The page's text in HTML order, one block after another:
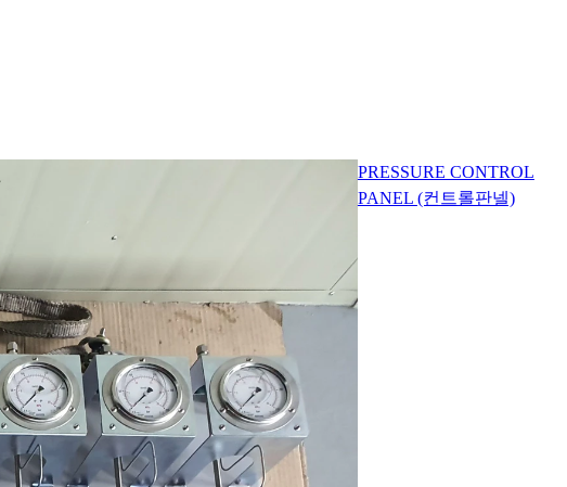
PRESSURE CONTROL
PANEL (컨트롤판넬)